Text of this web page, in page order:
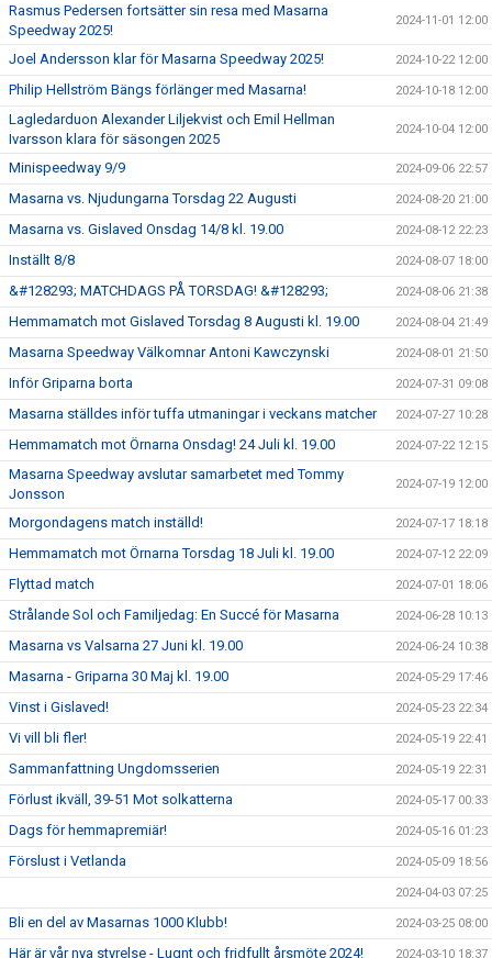
Rasmus Pedersen fortsätter sin resa med Masarna
Speedway 2025!
2024-11-01 12:00
Joel Andersson klar för Masarna Speedway 2025! 2024-10-22 12:00
Philip Hellström Bängs förlänger med Masarna! 2024-10-18 12:00
Lagledarduon Alexander Liljekvist och Emil Hellman
Ivarsson klara för säsongen 2025
2024-10-04 12:00
Minispeedway 9/9 2024-09-06 22:57
Masarna vs. Njudungarna Torsdag 22 Augusti 2024-08-20 21:00
Masarna vs. Gislaved Onsdag 14/8 kl. 19.00 2024-08-12 22:23
Inställt 8/8 2024-08-07 18:00
&#128293; MATCHDAGS PÅ TORSDAG! &#128293; 2024-08-06 21:38
Hemmamatch mot Gislaved Torsdag 8 Augusti kl. 19.00 2024-08-04 21:49
Masarna Speedway Välkomnar Antoni Kawczynski 2024-08-01 21:50
Inför Griparna borta 2024-07-31 09:08
Masarna ställdes inför tuffa utmaningar i veckans matcher 2024-07-27 10:28
Hemmamatch mot Örnarna Onsdag! 24 Juli kl. 19.00 2024-07-22 12:15
Masarna Speedway avslutar samarbetet med Tommy
Jonsson
2024-07-19 12:00
Morgondagens match inställd! 2024-07-17 18:18
Hemmamatch mot Örnarna Torsdag 18 Juli kl. 19.00 2024-07-12 22:09
Flyttad match 2024-07-01 18:06
Strålande Sol och Familjedag: En Succé för Masarna 2024-06-28 10:13
Masarna vs Valsarna 27 Juni kl. 19.00 2024-06-24 10:38
Masarna - Griparna 30 Maj kl. 19.00 2024-05-29 17:46
Vinst i Gislaved! 2024-05-23 22:34
Vi vill bli fler! 2024-05-19 22:41
Sammanfattning Ungdomsserien 2024-05-19 22:31
Förlust ikväll, 39-51 Mot solkatterna 2024-05-17 00:33
Dags för hemmapremiär! 2024-05-16 01:23
Förslust i Vetlanda 2024-05-09 18:56
2024-04-03 07:25
Bli en del av Masarnas 1000 Klubb! 2024-03-25 08:00
Här är vår nya styrelse - Lugnt och fridfullt årsmöte 2024! 2024-03-10 18:37